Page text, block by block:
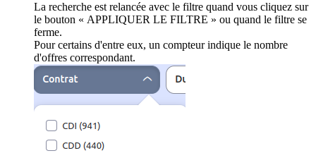
La recherche est relancée avec le filtre quand vous cliquez sur
le bouton « APPLIQUER LE FILTRE » ou quand le filtre se
ferme.
Pour certains d'entre eux, un compteur indique le nombre
d'offres correspondant.